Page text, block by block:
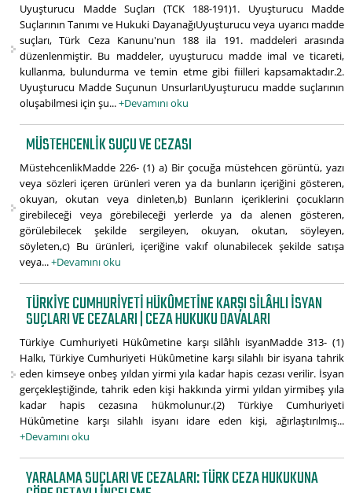
Uyuşturucu Madde Suçları (TCK 188-191)1. Uyuşturucu Madde
Suçlarının Tanımı ve Hukuki DayanağıUyuşturucu veya uyarıcı madde
suçları, Türk Ceza Kanunu'nun 188 ila 191. maddeleri arasında
düzenlenmiştir. Bu maddeler, uyuşturucu madde imal ve ticareti,
kullanma, bulundurma ve temin etme gibi fiilleri kapsamaktadır.2.
Uyuşturucu Madde Suçunun UnsurlarıUyuşturucu madde suçlarının
oluşabilmesi için şu...+Devamını oku
MÜSTEHCENLIK SUÇU VE CEZASI
MüstehcenlikMadde 226- (1) a) Bir çocuğa müstehcen görüntü, yazı
veya sözleri içeren ürünleri veren ya da bunların içeriğini gösteren,
okuyan, okutan veya dinleten,b) Bunların içeriklerini çocukların
girebileceği veya görebileceği yerlerde ya da alenen gösteren,
görülebilecek şekilde sergileyen, okuyan, okutan, söyleyen,
söyleten,c) Bu ürünleri, içeriğine vakıf olunabilecek şekilde satışa
veya...+Devamını oku
TÜRKIYE CUMHURIYETI HÜKÛMETINE KARŞI SILÂHLI ISYAN
SUÇLARI VE CEZALARI | CEZA HUKUKU DAVALARI
Türkiye Cumhuriyeti Hükûmetine karşı silâhlı isyanMadde 313- (1)
Halkı, Türkiye Cumhuriyeti Hükûmetine karşı silahlı bir isyana tahrik
eden kimseye onbeş yıldan yirmi yıla kadar hapis cezası verilir. İsyan
gerçekleştiğinde, tahrik eden kişi hakkında yirmi yıldan yirmibeş yıla
kadar hapis cezasına hükmolunur.(2) Türkiye Cumhuriyeti
Hükûmetine karşı silahlı isyanı idare eden kişi, ağırlaştırılmış...
+Devamını oku
YARALAMA SUÇLARI VE CEZALARI: TÜRK CEZA HUKUKUNA